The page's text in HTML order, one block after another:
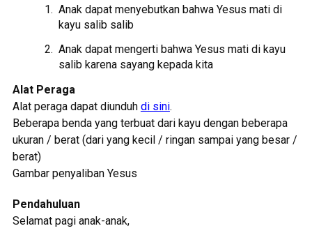
Anak dapat menyebutkan bahwa Yesus mati di
kayu salib salib
Anak dapat mengerti bahwa Yesus mati di kayu
salib karena sayang kepada kita
Alat Peraga
Alat peraga dapat diunduh di sini.
Beberapa benda yang terbuat dari kayu dengan beberapa
ukuran / berat (dari yang kecil / ringan sampai yang besar /
berat)
Gambar penyaliban Yesus
Pendahuluan
Selamat pagi anak-anak,